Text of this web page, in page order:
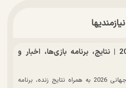
نیازمندیها
جدول جام جهانی 2026 | نتایج، برنامه بازی‌ها، اخبار و
مشاهده جدول کامل جام جهانی 2026 به همراه نتایج زنده، برنامه